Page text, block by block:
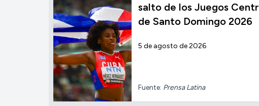
salto de los Juegos
de Santo Domingo 2026
5 de agosto de 2026
Fuente: Prensa Latina